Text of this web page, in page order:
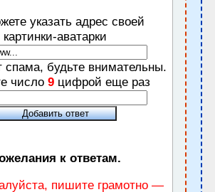
указать адрес своей
картинки-аватарки
спама, будьте внимательны.
число9 цифрой еще раз
к ответам.
пишите грамотно —